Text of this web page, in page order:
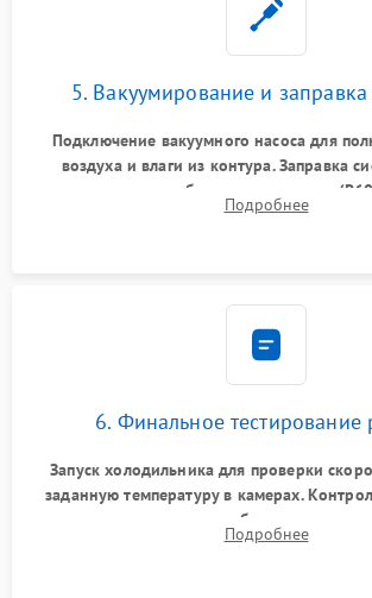
5. Вакуумирование и
Подключение вакуумного насоса для
воздуха и влаги из контура. Заправка
дозированным объемом хладагента
электронным весам. Контроль рабочего
Подробнее
6. Финальное тестирование
Запуск холодильника для проверки
заданную температуру в камерах.
компрессора, отсутствия обмерзания
срабатывания системыПодробнее